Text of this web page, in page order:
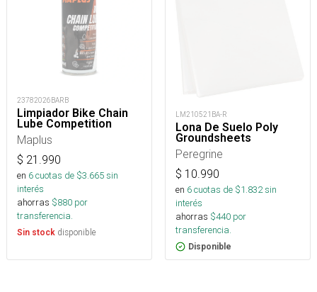
23782026BARB
Limpiador Bike Chain
Lube Competition
Maplus
$ 21.990
en 6cuotas de $3.665sin
interés
ahorras $880 por
transferencia.
Sin stock disponible
LM210521BA-R
Lona De Suelo Poly
Groundsheets
Peregrine
$ 10.990
en 6cuotas de $1.832sin
interés
ahorras $440 por
transferencia.
Disponible